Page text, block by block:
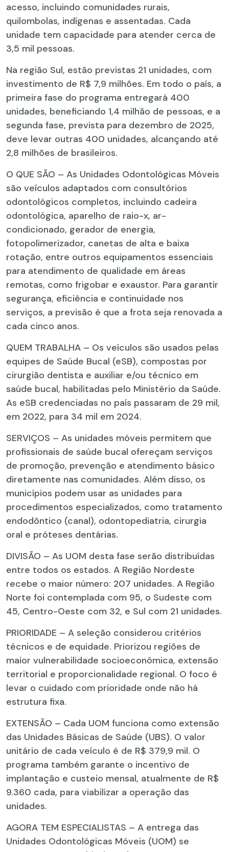
acesso, incluindo comunidades rurais,
quilombolas, indígenas e assentadas. Cada
unidade tem capacidade para atender cerca de
3,5 mil pessoas.
Na região Sul, estão previstas 21 unidades, com
investimento de R$ 7,9 milhões. Em todo o país, a
primeira fase do programa entregará 400
unidades, beneficiando 1,4 milhão de pessoas, e a
segunda fase, prevista para dezembro de 2025,
deve levar outras 400 unidades, alcançando até
2,8 milhões de brasileiros.
O QUE SÃO – As Unidades Odontológicas Móveis
são veículos adaptados com consultórios
odontológicos completos, incluindo cadeira
odontológica, aparelho de raio-x, ar-
condicionado, gerador de energia,
fotopolimerizador, canetas de alta e baixa
rotação, entre outros equipamentos essenciais
para atendimento de qualidade em áreas
remotas, como frigobar e exaustor. Para garantir
segurança, eficiência e continuidade nos
serviços, a previsão é que a frota seja renovada a
cada cinco anos.
QUEM TRABALHA – Os veículos são usados pelas
equipes de Saúde Bucal (eSB), compostas por
cirurgião dentista e auxiliar e/ou técnico em
saúde bucal, habilitadas pelo Ministério da Saúde.
As eSB credenciadas no país passaram de 29 mil,
em 2022, para 34 mil em 2024.
SERVIÇOS – As unidades móveis permitem que
profissionais de saúde bucal ofereçam serviços
de promoção, prevenção e atendimento básico
diretamente nas comunidades. Além disso, os
municípios podem usar as unidades para
procedimentos especializados, como tratamento
endodôntico (canal), odontopediatria, cirurgia
oral e próteses dentárias.
DIVISÃO – As UOM desta fase serão distribuídas
entre todos os estados. A Região Nordeste
recebe o maior número: 207 unidades. A Região
Norte foi contemplada com 95, o Sudeste com
45, Centro-Oeste com 32, e Sul com 21 unidades.
PRIORIDADE – A seleção considerou critérios
técnicos e de equidade. Priorizou regiões de
maior vulnerabilidade socioeconômica, extensão
territorial e proporcionalidade regional. O foco é
levar o cuidado com prioridade onde não há
estrutura fixa.
EXTENSÃO – Cada UOM funciona como extensão
das Unidades Básicas de Saúde (UBS). O valor
unitário de cada veículo é de R$ 379,9 mil. O
programa também garante o incentivo de
implantação e custeio mensal, atualmente de R$
9.360 cada, para viabilizar a operação das
unidades.
AGORA TEM ESPECIALISTAS – A entrega das
Unidades Odontológicas Móveis (UOM) se